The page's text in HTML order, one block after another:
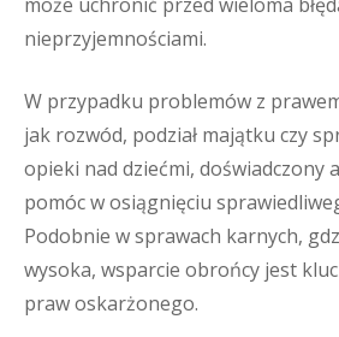
nieprzyjemnościami.
W przypadku problemów z
jak rozwód, podział majątku czy
opieki nad dziećmi, doświadczony
pomóc w osiągnięciu
Podobnie w sprawach karnych,
wysoka, wsparcie obrońcy jest
praw oskarżonego.